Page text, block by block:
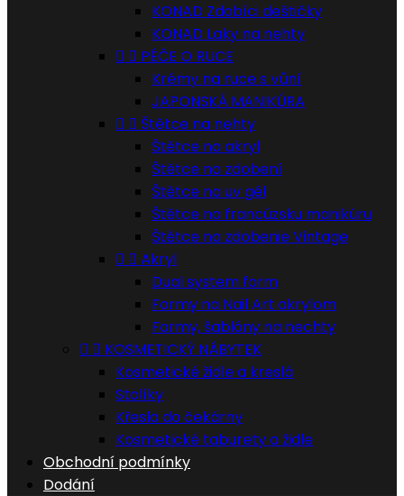
KONAD Zdobíci deštičky
KONAD Laky na nehty
  PÉČE O RUCE
Krémy na ruce s vůní
JAPONSKÁ MANIKÚRA
  Štětce na nehty
Štětce na akryl
Štětce na zdobení
Štětce na uv gél
Štětce na francúzsku manikúru
Štětce na zdobenie Vintage
  Akryl
Dual system form
Formy na Nail Art akrylom
Formy, šablóny na nechty
  KOSMETICKÝ NÁBYTEK
Kosmetické židle a kreslá
Stolíky
Křesla do čekárny
Kosmetické taburety a židle
Obchodní podmínky
Dodání